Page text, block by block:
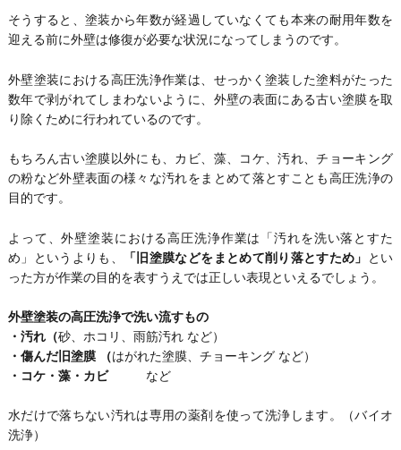
そうすると、塗装から年数が経過していなくても本来の耐用年数を
迎える前に外壁は修復が必要な状況になってしまうのです。
外壁塗装における高圧洗浄作業は、せっかく塗装した塗料がたった
数年で剥がれてしまわないように、外壁の表面にある古い塗膜を取
り除くために行われているのです。
もちろん古い塗膜以外にも、カビ、藻、コケ、汚れ、チョーキング
の粉など外壁表面の様々な汚れをまとめて落とすことも高圧洗浄の
目的です。
よって、外壁塗装における高圧洗浄作業は「汚れを洗い落とすた
め」というよりも、
「旧塗膜などをまとめて削り落とすため」
とい
った方が作業の目的を表すうえでは正しい表現といえるでしょう。
外壁塗装の高圧洗浄で洗い流すもの
・汚れ（砂、ホコリ、雨筋汚れ など）
・傷んだ旧塗膜 （はがれた塗膜、チョーキング など）
・コケ・藻・カビなど
水だけで落ちない汚れは専用の薬剤を使って洗浄します。（バイオ
洗浄）